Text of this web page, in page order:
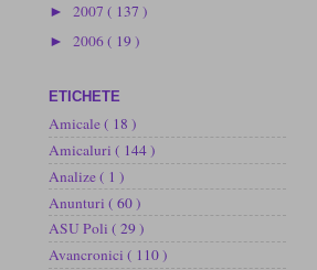
► 2007 ( 137 )
► 2006( 19 )
ETICHETE
Amicale( 18 )
Amicaluri ( 144 )
Analize( 1 )
Anunturi ( 60 )
ASU Poli ( 29 )
Avancronici ( 110 )